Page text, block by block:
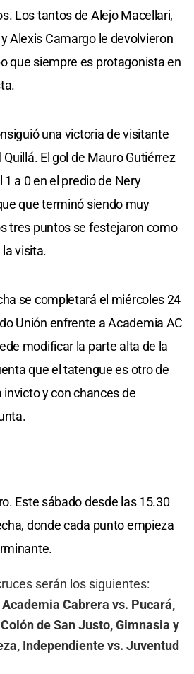
Los tantos de Alejo Macellari,
Alexis Camargo le devolvieron
que siempre es protagonista en
una victoria de visitante
El gol de Mauro Gutiérrez
a 0 en el predio de Nery
que terminó siendo muy
tres puntos se festejaron como
visita.
se completará el miércoles 24
Unión enfrente a Academia AC
modificar la parte alta de la
que el tatengue es otro de
invicto y con chances de
Este sábado desde las 15.30
donde cada punto empieza
serán los siguientes:
Cabrera vs. Pucará,
de San Justo, Gimnasia y
Independiente vs. Juventud